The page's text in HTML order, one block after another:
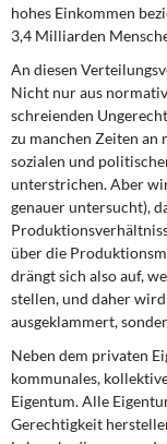
hohes Einkommen
3,4 Milliarden
An diesen
Nicht nur aus
schreienden
zu manchen Zeiten an
sozialen und
unterstrichen. Aber
genauer untersucht),
über die
drängt sich also auf,
stellen, und daher
ausgeklammert,
Neben dem privaten
kommunales,
Eigentum. Alle
Gerechtigkeit